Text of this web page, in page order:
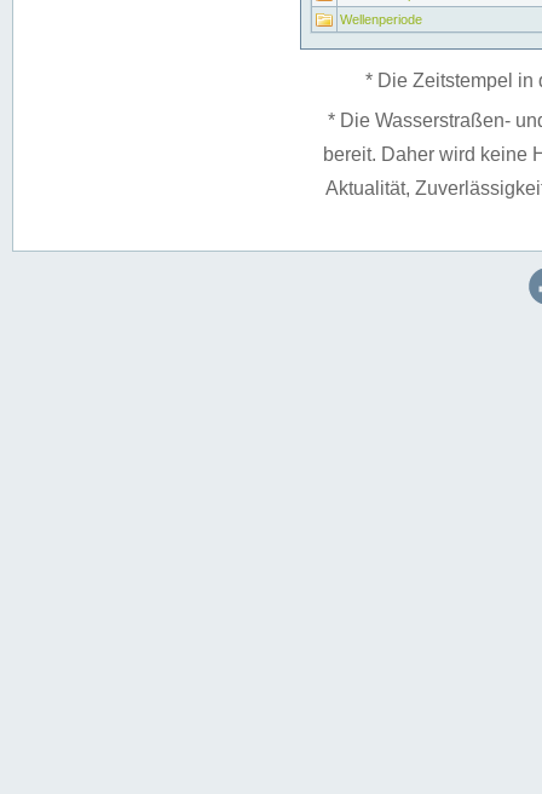
Wellenperiode
* Die Zeitstempel in
* Die Wasserstraßen-
bereit. Daher wird keine
Aktualität,